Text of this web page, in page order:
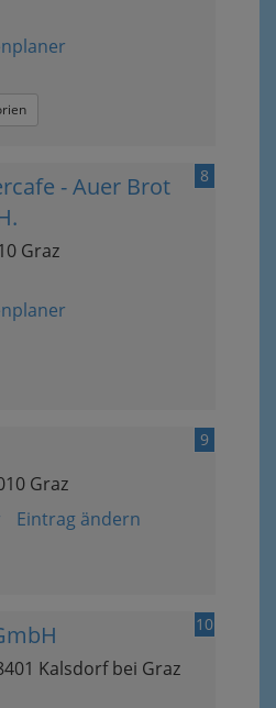
8
- Auer Brot
Graz
9
Graz
Eintrag ändern
10
Kalsdorf bei Graz